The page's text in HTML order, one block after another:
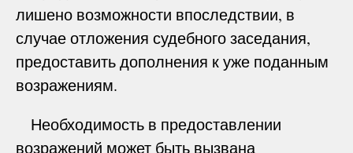
лишено возможности впоследствии, в
случае отложения судебного заседания,
предоставить дополнения к уже поданным
возражениям.
Необходимость в предоставлении
возражений может быть вызвана